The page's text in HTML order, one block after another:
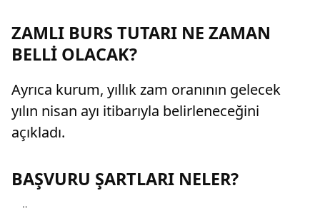
ZAMLI BURS TUTARI NE ZAMAN
BELLİ OLACAK?
Ayrıca kurum, yıllık zam oranının gelecek
yılın nisan ayı itibarıyla belirleneceğini
açıkladı.
BAŞVURU ŞARTLARI NELER?